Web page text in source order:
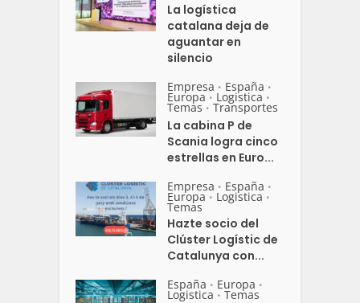
La logística
catalana deja de
aguantar en
silencio
Empresa • España •
Europa • Logistica •
Temas • Transportes
La cabina P de
Scania logra cinco
estrellas en Euro...
Empresa • España •
Europa • Logistica •
Temas
Hazte socio del
Clúster Logístic de
Catalunya con...
España • Europa •
Logistica • Temas